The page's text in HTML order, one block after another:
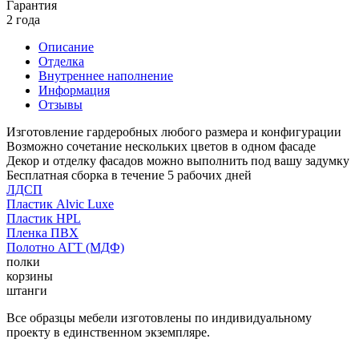
Гарантия
2 года
Описание
Отделка
Внутреннее наполнение
Информация
Отзывы
Изготовление гардеробных любого размера и конфигурации
Возможно сочетание нескольких цветов в одном фасаде
Декор и отделку фасадов можно выполнить под вашу задумку
Бесплатная сборка в течение 5 рабочих дней
ЛДСП
Пластик Alvic Luxe
Пластик HPL
Пленка ПВХ
Полотно АГТ (МДФ)
полки
корзины
штанги
Все образцы мебели изготовлены по индивидуальному
проекту в единственном экземпляре.